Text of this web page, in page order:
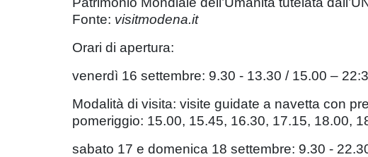
Fonte: visitmodena.it
Orari di apertura:
venerdì 16 settembre: 9.30 - 13.30 / 15.00 –
Modalità di visita: visite guidate a navetta con
pomeriggio: 15.00, 15.45, 16.30, 17.15, 18.00,
sabato 17 e domenica 18 settembre: 9.30 -